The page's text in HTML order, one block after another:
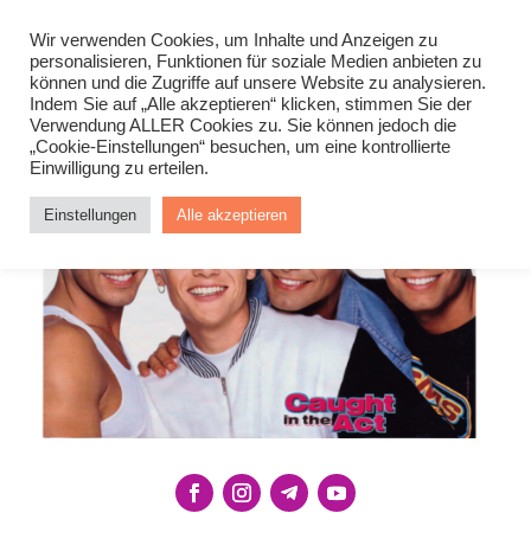
Wir verwenden Cookies, um Inhalte und Anzeigen zu
personalisieren, Funktionen für soziale Medien anbieten zu
können und die Zugriffe auf unsere Website zu analysieren.
Indem Sie auf „Alle akzeptieren“ klicken, stimmen Sie der
Verwendung ALLER Cookies zu. Sie können jedoch die
„Cookie-Einstellungen“ besuchen, um eine kontrollierte
Einwilligung zu erteilen.
Einstellungen Alle akzeptieren